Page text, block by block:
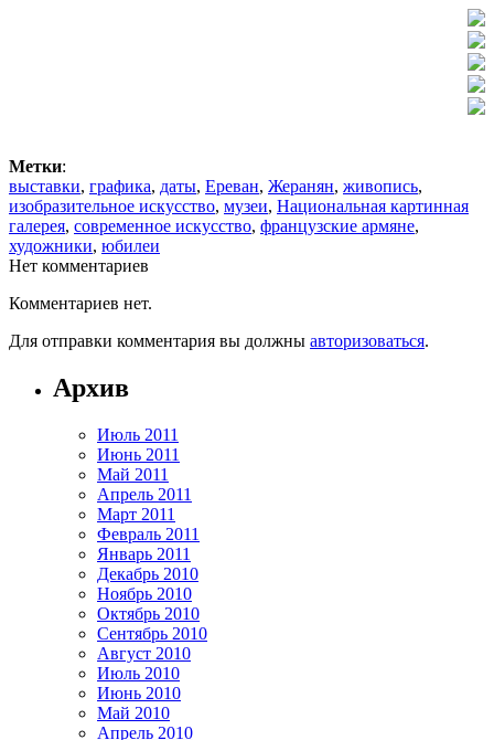
Метки:
выставки, графика, даты, Ереван, Жеранян, живопись,
изобразительное искусство, музеи, Национальная картинная
галерея, современное искусство, французские армяне,
художники, юбилеи
Нет комментариев
Комментариев нет.
Для отправки комментария вы должны авторизоваться.
Архив
Июль 2011
Июнь 2011
Май 2011
Апрель 2011
Март 2011
Февраль 2011
Январь 2011
Декабрь 2010
Ноябрь 2010
Октябрь 2010
Сентябрь 2010
Август 2010
Июль 2010
Июнь 2010
Май 2010
Апрель 2010